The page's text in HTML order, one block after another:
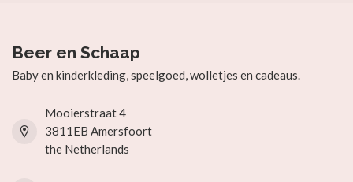
Beer en Schaap
Baby en kinderkleding, speelgoed, wolletjes en cadeaus.
Mooierstraat 4
3811EB Amersfoort
the Netherlands